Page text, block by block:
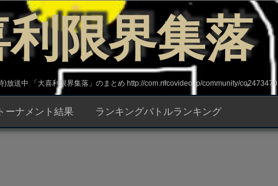
限界集落
)放送中 「大喜利限界集落」のまとめ http://com.nicovideo.jp/community/co2473470
トーナメント結果 ランキングバトルランキング